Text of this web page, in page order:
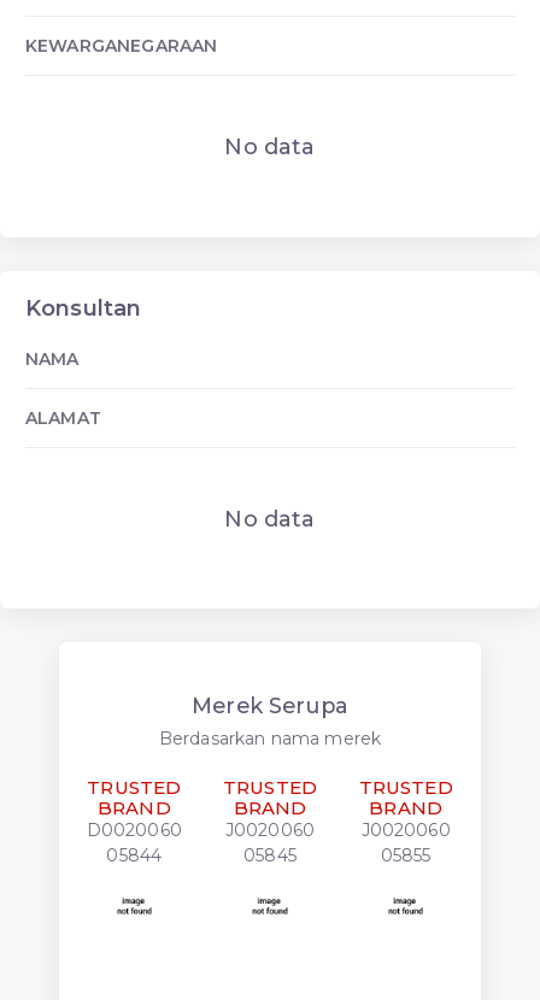
KEWARGANEGARAAN
No data
Konsultan
NAMA
ALAMAT
No data
Merek Serupa
Berdasarkan nama merek
TRUSTED
BRAND
D0020060
05844
TRUSTED
BRAND
J0020060
05845
TRUSTED
BRAND
J0020060
05855